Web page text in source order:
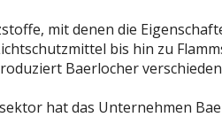
mit denen die
bis hin zu
Baerlocher
hat das Unternehmen